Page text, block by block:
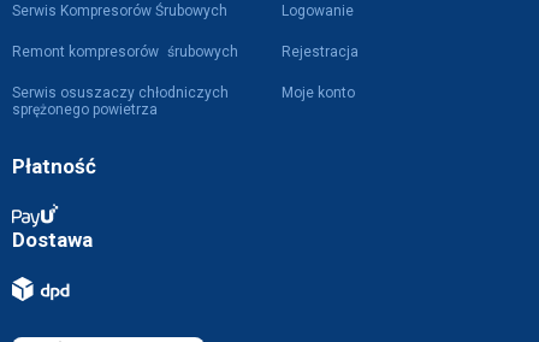
Serwis Kompresorów Śrubowych
Remont kompresorów śrubowych
Serwis osuszaczy chłodniczych
sprężonego powietrza
Logowanie
Rejestracja
Moje konto
Płatność
Dostawa